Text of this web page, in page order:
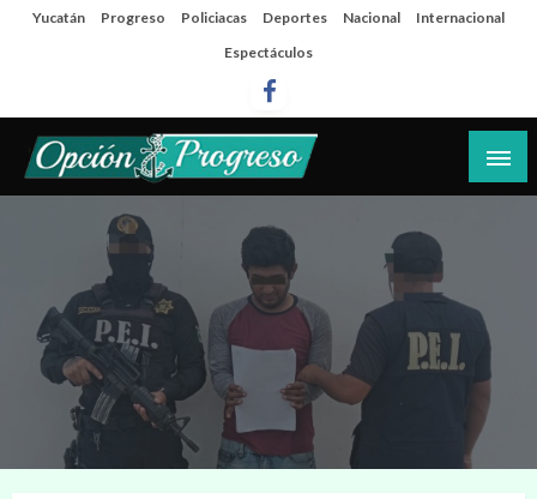
SaltaYucatán Progreso Policiacas Deportes Nacional
Internacional
Espectáculos
Opción Progreso
Las noticias del día a día del puerto